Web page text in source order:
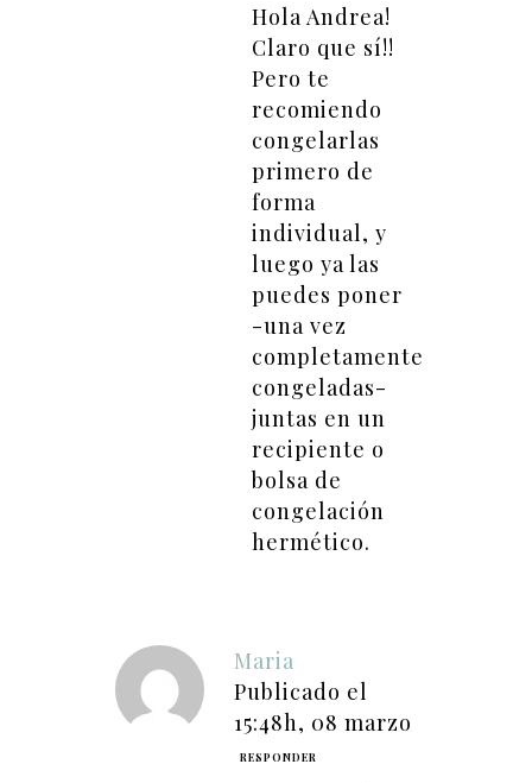
Hola Andrea!
Claro que sí!!
Pero te
recomiendo
congelarlas
primero de
forma
individual, y
luego ya las
puedes poner
-una vez
completamente
congeladas-
juntas en un
recipiente o
bolsa de
congelación
hermético.
Maria
Publicado el
15:48h, 08 marzo
RESPONDER